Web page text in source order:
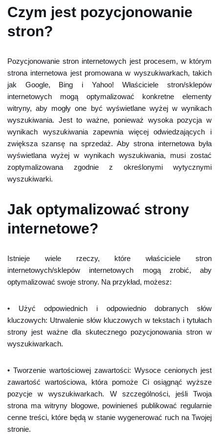
Czym jest pozycjonowanie
stron?
Pozycjonowanie stron internetowych jest procesem, w którym
strona internetowa jest promowana w wyszukiwarkach, takich
jak Google, Bing i Yahoo! Właściciele stron/sklepów
internetowych mogą optymalizować konkretne elementy
witryny, aby mogły one być wyświetlane wyżej w wynikach
wyszukiwania. Jest to ważne, ponieważ wysoka pozycja w
wynikach wyszukiwania zapewnia więcej odwiedzających i
zwiększa szansę na sprzedaż. Aby strona internetowa była
wyświetlana wyżej w wynikach wyszukiwania, musi zostać
zoptymalizowana zgodnie z określonymi wytycznymi
wyszukiwarki.
Jak optymalizować strony
internetowe?
Istnieje wiele rzeczy, które właściciele stron
internetowych/sklepów internetowych mogą zrobić, aby
optymalizować swoje strony. Na przykład, możesz:
• Użyć odpowiednich i odpowiednio dobranych słów
kluczowych: Utrwalenie słów kluczowych w tekstach i tytułach
strony jest ważne dla skutecznego pozycjonowania stron w
wyszukiwarkach.
• Tworzenie wartościowej zawartości: Wysoce cenionych jest
zawartość wartościowa, która pomoże Ci osiągnąć wyższe
pozycje w wyszukiwarkach. W szczególności, jeśli Twoja
strona ma witryny blogowe, powinieneś publikować regularnie
cenne treści, które będą w stanie wygenerować ruch na Twojej
stronie.